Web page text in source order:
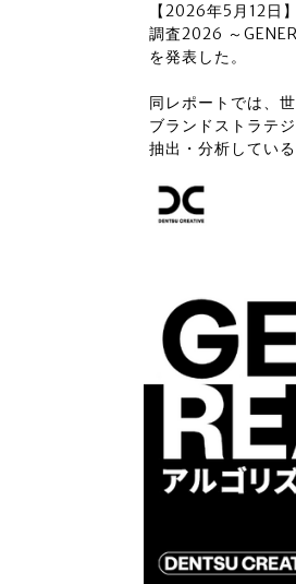
【2026年5月12
調査2026 ～
を発表した。
同レポートでは、
ブランドストラテ
抽出・分析している